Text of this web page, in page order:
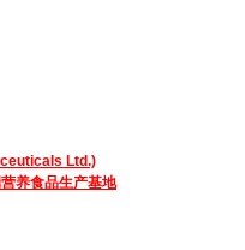
Ltd.)
养食品生产基地